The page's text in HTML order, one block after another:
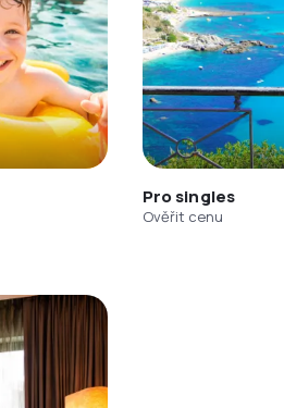
Pro singles
Ověřit cenu